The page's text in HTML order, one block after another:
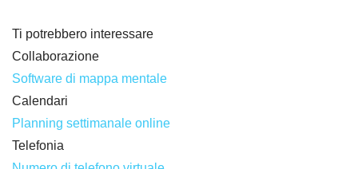
Ti potrebbero interessare
Collaborazione
Software di mappa mentale
Calendari
Planning settimanale online
Telefonia